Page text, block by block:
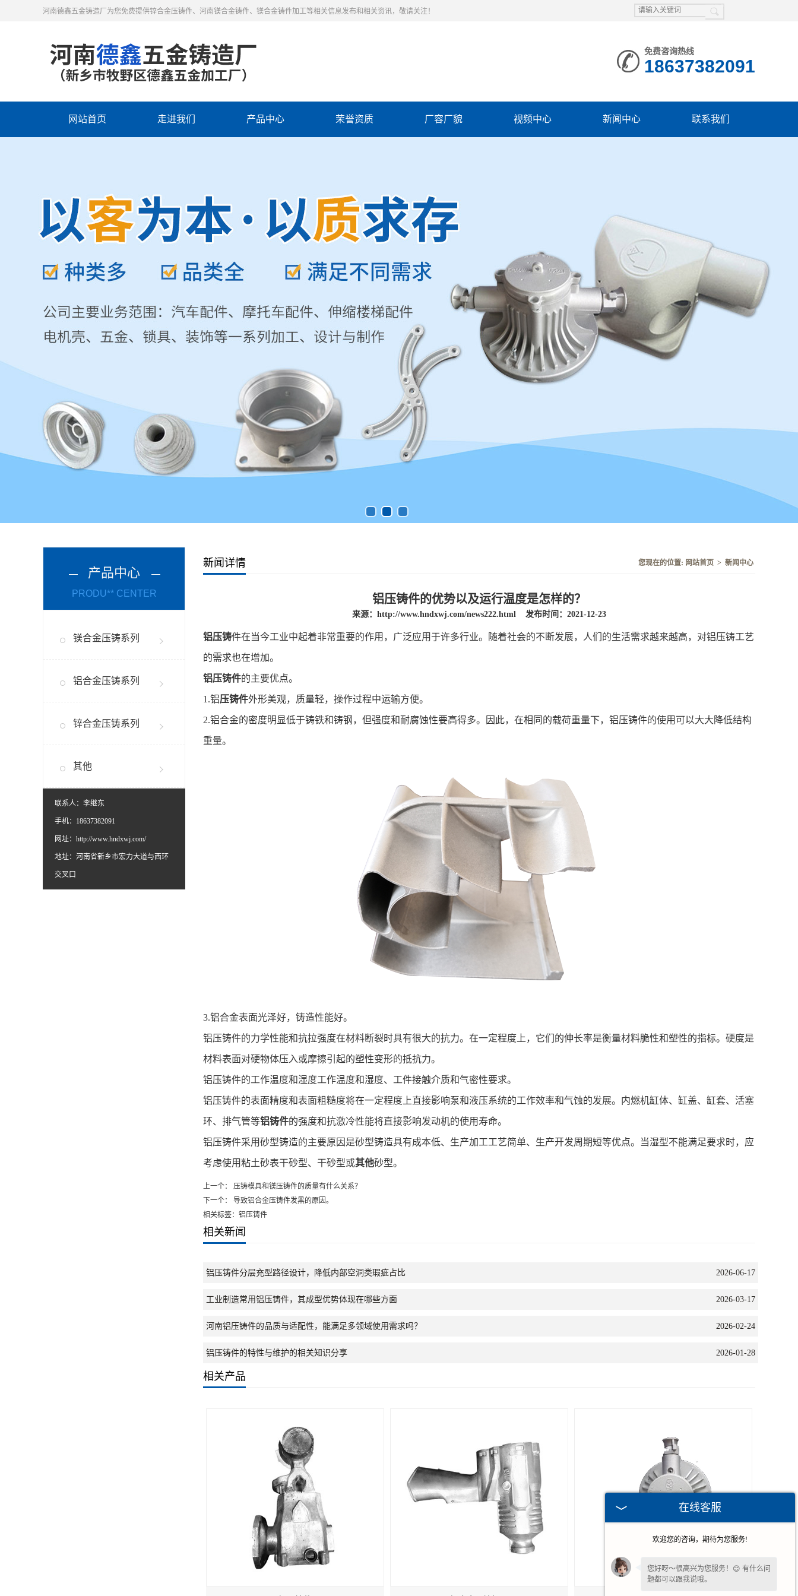
河南德鑫五金铸造厂为您免费提供锌合金压铸件、河南镁合金铸件、镁合金铸件加工等相关信息发布和相关资讯，敬请关注！
免费咨询热线
18637382091
网站首页 走进我们 产品中心 荣誉资质 厂容厂貌 视频中心 新闻中心 联系我们
产品中心
PRODU** CENTER
镁合金压铸系列
铝合金压铸系列
锌合金压铸系列
其他
联系人：李继东
手机：18637382091
网址： http://www.hndxwj.com/
地址：河南省新乡市宏力大道与西环
交叉口
新闻详情 您现在的位置: 网站首页 > 新闻中心
铝压铸件的优势以及运行温度是怎样的？
来源： http://www.hndxwj.com/news222.html 发布时间：2021-12-23
铝压铸件在当今工业中起着非常重要的作用，广泛应用于许多行业。随着社会的不断发展，人们的生活需求越来越高，对铝压铸工艺
的需求也在增加。
铝压铸件的主要优点。
1.铝压铸件外形美观，质量轻，操作过程中运输方便。
2.铝合金的密度明显低于铸铁和铸钢，但强度和耐腐蚀性要高得多。因此，在相同的载荷重量下，铝压铸件的使用可以大大降低结构
重量。
3.铝合金表面光泽好，铸造性能好。
铝压铸件的力学性能和抗拉强度在材料断裂时具有很大的抗力。在一定程度上，它们的伸长率是衡量材料脆性和塑性的指标。硬度是
材料表面对硬物体压入或摩擦引起的塑性变形的抵抗力。
铝压铸件的工作温度和湿度工作温度和湿度、工件接触介质和气密性要求。
铝压铸件的表面精度和表面粗糙度将在一定程度上直接影响泵和液压系统的工作效率和气蚀的发展。内燃机缸体、缸盖、缸套、活塞
环、排气管等铝铸件的强度和抗激冷性能将直接影响发动机的使用寿命。
铝压铸件采用砂型铸造的主要原因是砂型铸造具有成本低、生产加工工艺简单、生产开发周期短等优点。当湿型不能满足要求时，应
考虑使用粘土砂表干砂型、干砂型或其他砂型。
上一个：
压铸模具和镁压铸件的质量有什么关系？
下一个：
导致铝合金压铸件发黑的原因。
相关标签：铝压铸件
相关新闻
铝压铸件分层充型路径设计，降低内部空洞类瑕疵占比 2026-06-17
工业制造常用铝压铸件，其成型优势体现在哪些方面 2026-03-17
河南铝压铸件的品质与适配性，能满足多领域使用需求吗？ 2026-02-24
铝压铸件的特性与维护的相关知识分享 2026-01-28
相关产品
在线客服
欢迎您的咨询，期待为您服务!
您好呀～很高兴为您服务！😊 有什么问
题都可以跟我说哦。